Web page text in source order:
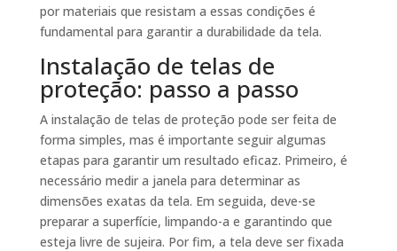
por materiais que resistam a essas condições é
fundamental para garantir a durabilidade da tela.
Instalação de telas de
proteção: passo a passo
A instalação de telas de proteção pode ser feita de
forma simples, mas é importante seguir algumas
etapas para garantir um resultado eficaz. Primeiro, é
necessário medir a janela para determinar as
dimensões exatas da tela. Em seguida, deve-se
preparar a superfície, limpando-a e garantindo que
esteja livre de sujeira. Por fim, a tela deve ser fixada